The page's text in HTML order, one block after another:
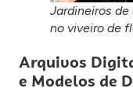
Jardineiros
no viveiro de
Arquivos
e Modelos de